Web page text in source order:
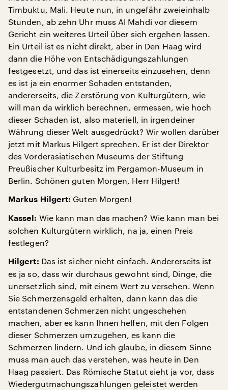
Timbuktu, Mali. Heute nun, in ungefähr zweieinhalb
Stunden, ab zehn Uhr muss Al Mahdi vor diesem
Gericht ein weiteres Urteil über sich ergehen lassen.
Ein Urteil ist es nicht direkt, aber in Den Haag wird
dann die Höhe von Entschädigungszahlungen
festgesetzt, und das ist einerseits einzusehen, denn
es ist ja ein enormer Schaden entstanden,
andererseits, die Zerstörung von Kulturgütern, wie
will man da wirklich berechnen, ermessen, wie hoch
dieser Schaden ist, also materiell, in irgendeiner
Währung dieser Welt ausgedrückt? Wir wollen darüber
jetzt mit Markus Hilgert sprechen. Er ist der Direktor
des Vorderasiatischen Museums der Stiftung
Preußischer Kulturbesitz im Pergamon-Museum in
Berlin. Schönen guten Morgen, Herr Hilgert!
Markus Hilgert: Guten Morgen!
Kassel: Wie kann man das machen? Wie kann man bei
solchen Kulturgütern wirklich, na ja, einen Preis
festlegen?
Hilgert: Das ist sicher nicht einfach. Andererseits ist
es ja so, dass wir durchaus gewohnt sind, Dinge, die
unersetzlich sind, mit einem Wert zu versehen. Wenn
Sie Schmerzensgeld erhalten, dann kann das die
entstandenen Schmerzen nicht ungeschehen
machen, aber es kann Ihnen helfen, mit den Folgen
dieser Schmerzen umzugehen, es kann die
Schmerzen lindern. Und ich glaube, in diesem Sinne
muss man auch das verstehen, was heute in Den
Haag passiert. Das Römische Statut sieht ja vor, dass
Wiedergutmachungszahlungen geleistet werden